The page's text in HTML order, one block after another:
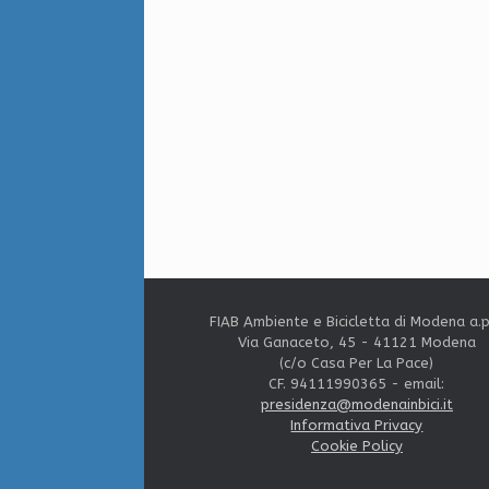
FIAB Ambiente e Bicicletta di Modena
Via Ganaceto, 45 - 41121 Modena
(c/o Casa Per La Pace)
CF. 94111990365 - email:
presidenza@modenainbici.it
Informativa Privacy
Cookie Policy